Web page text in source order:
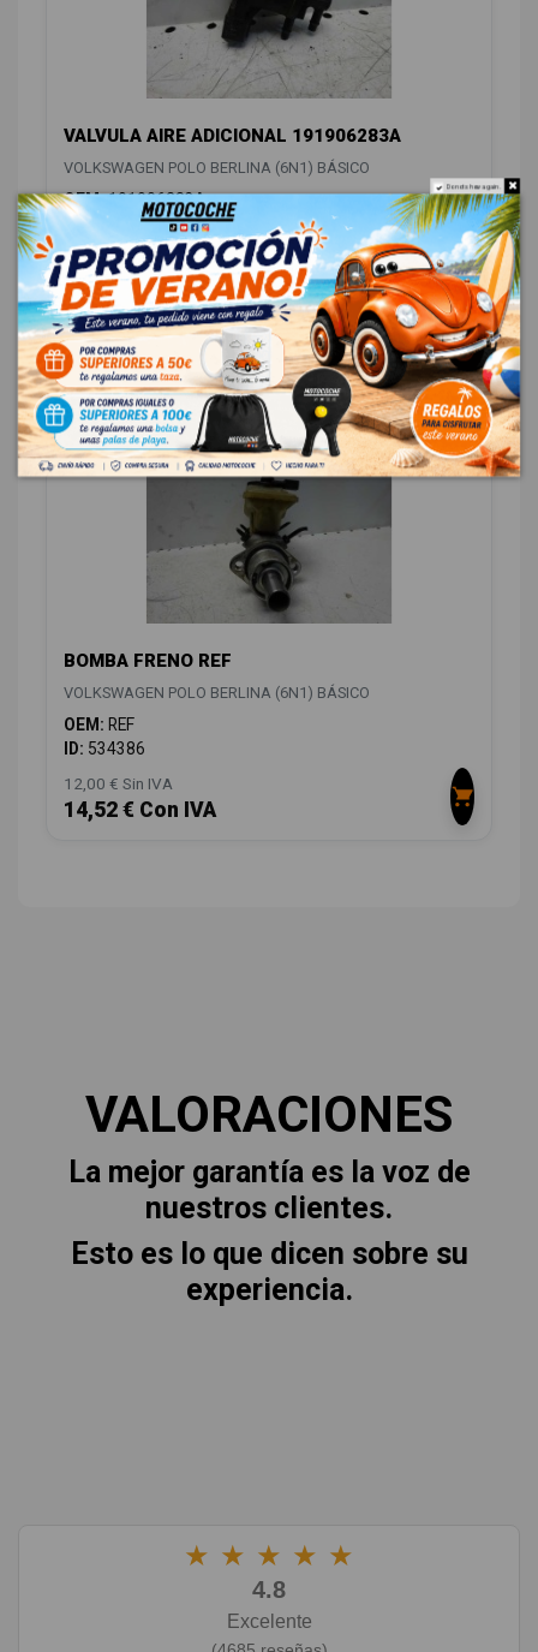
VALVULA AIRE ADICIONAL 191906283A
VOLKSWAGEN POLO BERLINA (6N1) BÁSICO
OEM:191906283A
ID:542240
12,00 € Sin IVA
14,52 € Con IVA
SUSPENSIÓN / FRENOS 1
BOMBA FRENO REF
VOLKSWAGEN POLO BERLINA (6N1) BÁSICO
OEM: REF
ID: 534386
12,00 € Sin IVA
14,52 € Con IVA
VALORACIONES
La mejor garantía es la voz de
nuestros clientes.
Esto es lo que dicen sobre su
experiencia.
★ ★ ★ ★ ★
4.8
Excelente
Do not show again.